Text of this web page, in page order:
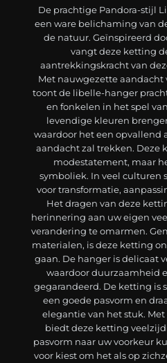
De prachtige Pandora-stijl
een ware belichaming van
de natuur. Geïnspireerd
vangt deze ketting
aantrekkingskracht van
Met nauwgezette aandacht
toont de libelle-hanger
en fonkelen in het spel
levendige kleuren
waardoor het een opvallend
aandacht zal trekken. Deze
modestatement, maar
symboliek. In veel culturen
voor transformatie,
Het dragen van deze
herinnering aan uw eigen
verandering te omarmen.
materialen, is deze ketting
gaan. De hanger is delicaat
waardoor duurzaamheid
gegarandeerd. De ketting is
een goede pasvorm en
elegantie van het stuk.
biedt deze ketting
pasvorm naar uw voorkeur
voor kiest om het als op